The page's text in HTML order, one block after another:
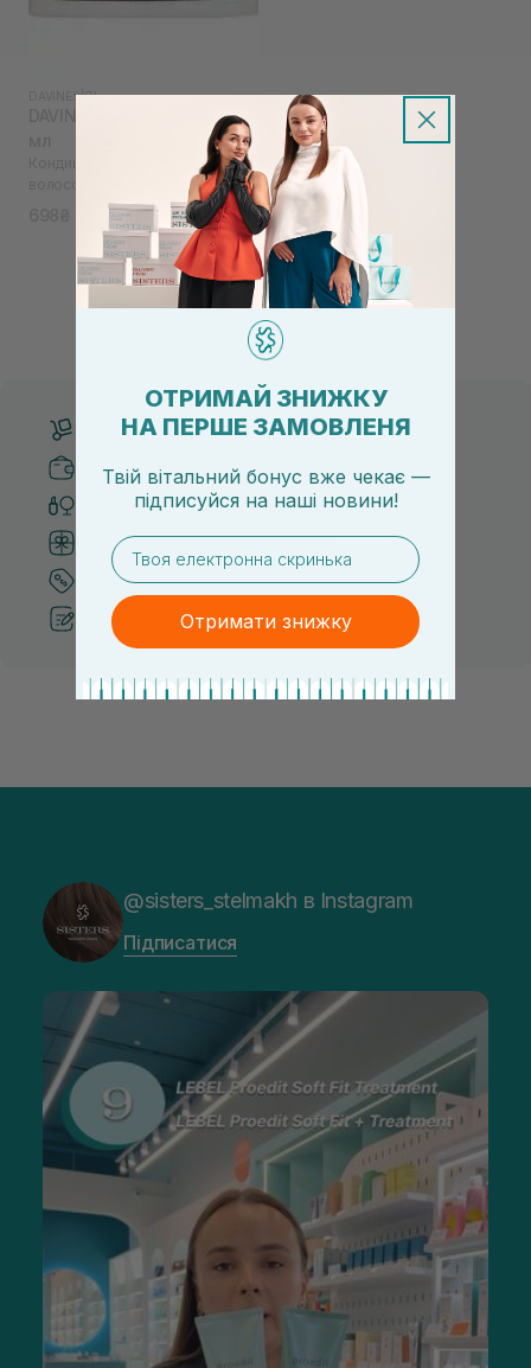
DAVINES|OI
DAVINES Oi Conditioner 75
Кондиціонер для пом'якшення
Безкоштовна доставка від 3000 UAH
Безпечні способи оплати
Тільки оригінальна косметика
Система бонусів та лояльності
Кращі ціни та топ товари
Рекомендації від косметологів
@sisters_stelmakh в Instagram
Підписатися
ОТРИМАЙ ЗНИЖКУ
НА ПЕРШЕ ЗАМОВЛЕНЯ
Твій вітальний бонус вже чекає —
підписуйся на наші новини!
email
Отримати знижку